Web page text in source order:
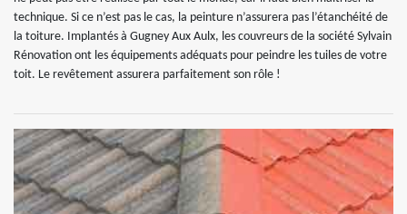
technique. Si ce n’est pas le cas, la peinture n’assurera pas l’étanchéité de
la toiture. Implantés à Gugney Aux Aulx, les couvreurs de la société Sylvain
Rénovation ont les équipements adéquats pour peindre les tuiles de votre
toit. Le revêtement assurera parfaitement son rôle !